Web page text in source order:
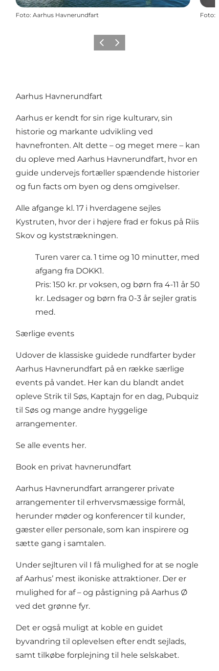
Foto: Aarhus Havnerundfart Foto:
ForrigeNæste
Aarhus Havnerundfart
Aarhus er kendt for sin rige kulturarv, sin
historie og markante udvikling ved
havnefronten. Alt dette – og meget mere – kan
du opleve med Aarhus Havnerundfart, hvor en
guide undervejs fortæller spændende historier
og fun facts om byen og dens omgivelser.
Alle afgange kl. 17 i hverdagene sejles
Kystruten, hvor der i højere frad er fokus på Riis
Skov og kyststrækningen.
Turen varer ca. 1 time og 10 minutter, med
afgang fra DOKK1.
Pris: 150 kr. pr voksen, og børn fra 4-11 år 50
kr. Ledsager og børn fra 0-3 år sejler gratis
med.
Særlige events
Udover de klassiske guidede rundfarter byder
Aarhus Havnerundfart på en række særlige
events på vandet. Her kan du blandt andet
opleve Strik til Søs, Kaptajn for en dag, Pubquiz
til Søs og mange andre hyggelige
arrangementer.
Se alle events her.
Book en privat havnerundfart
Aarhus Havnerundfart arrangerer private
arrangementer til erhvervsmæssige formål,
herunder møder og konferencer til kunder,
gæster eller personale, som kan inspirere og
sætte gang i samtalen.
Under sejlturen vil I få mulighed for at se nogle
af Aarhus’ mest ikoniske attraktioner. Der er
mulighed for af – og påstigning på Aarhus Ø
ved det grønne fyr.
Det er også muligt at koble en guidet
byvandring til oplevelsen efter endt sejlads,
samt tilkøbe forplejning til hele selskabet.